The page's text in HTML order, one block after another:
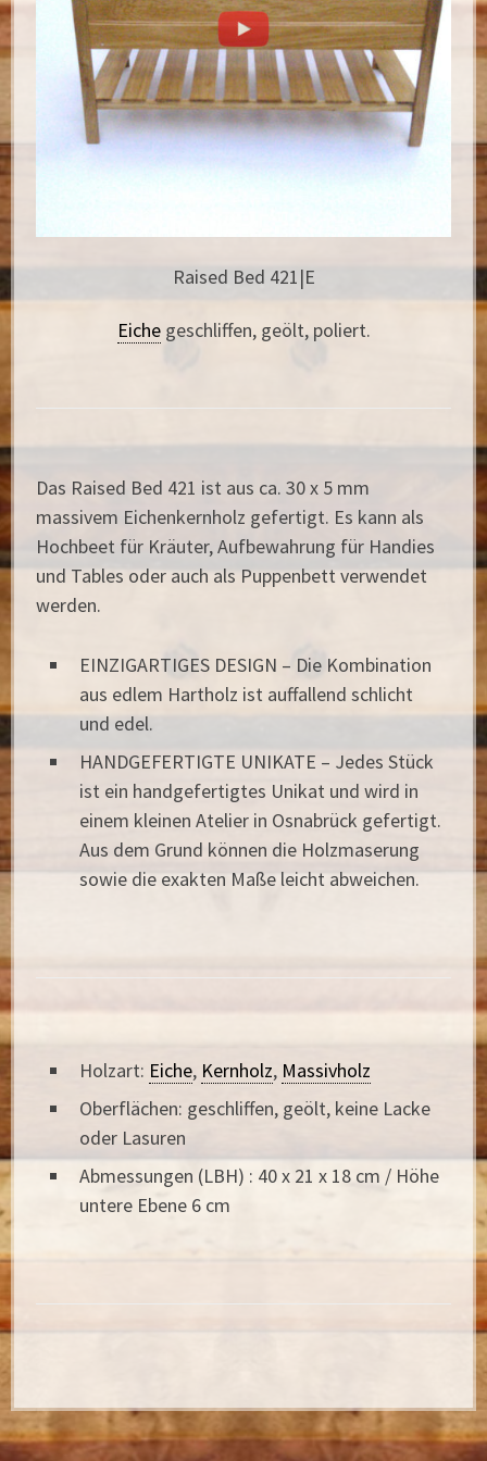
Raised Bed 421|E
Eichegeschliffen, geölt, poliert.
Das Raised Bed 421 ist aus ca. 30 x 5 mm
massivem Eichenkernholz gefertigt. Es kann als
Hochbeet für Kräuter, Aufbewahrung für Handies
und Tables oder auch als Puppenbett verwendet
werden.
EINZIGARTIGES DESIGN – Die Kombination
aus edlem Hartholz ist auffallend schlicht
und edel.
HANDGEFERTIGTE UNIKATE – Jedes Stück
ist ein handgefertigtes Unikat und wird in
einem kleinen Atelier in Osnabrück gefertigt.
Aus dem Grund können die Holzmaserung
sowie die exakten Maße leicht abweichen.
Holzart: Eiche, Kernholz, Massivholz
Oberflächen: geschliffen, geölt, keine Lacke
oder Lasuren
Abmessungen (LBH) : 40 x 21 x 18 cm / Höhe
untere Ebene 6 cm